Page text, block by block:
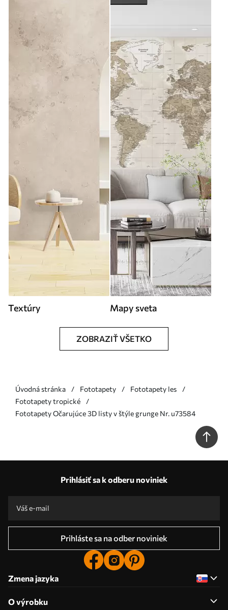
Textúry Mapy sveta
ZOBRAZIŤ VŠETKO
Úvodná stránka Fototapety
Fototapety les
Fototapety tropické
Fototapety Očarujúce 3D listy v štýle grunge Nr. u73584
Prihlásiť sa k odberu noviniek
Prihláste sa na odber noviniek
Zmena jazyka
O výrobku